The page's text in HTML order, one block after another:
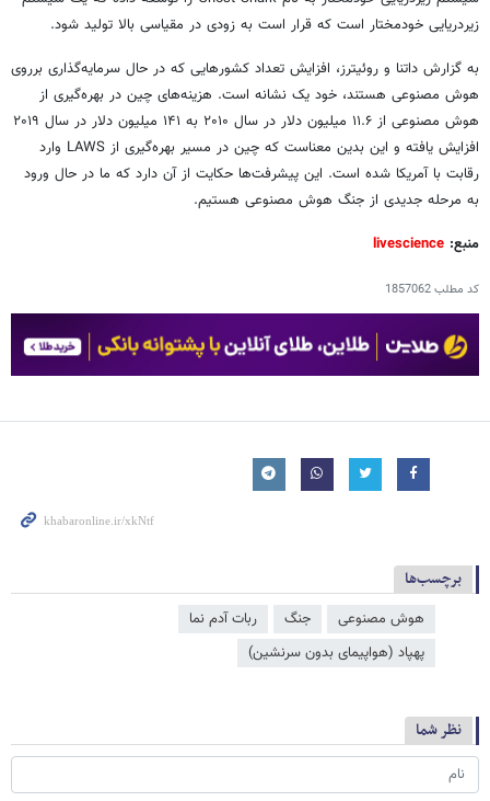
زیردریایی خودمختار است که قرار است به زودی در مقیاسی بالا تولید شود.
به گزارش داتنا و روئیترز، افزایش تعداد کشورهایی که در حال سرمایه‌گذاری برروی
هوش مصنوعی هستند، خود یک نشانه است. هزینه‌های چین در بهره‌گیری از
هوش مصنوعی از ۱۱.۶ میلیون دلار در سال ۲۰۱۰ به ۱۴۱ میلیون دلار در سال ۲۰۱۹
افزایش یافته و این بدین معناست که چین در مسیر بهره‌گیری از LAWS وارد
رقابت با آمریکا شده است. این پیشرفت‌ها حکایت از آن دارد که ما در حال ورود
به مرحله جدیدی از جنگ هوش مصنوعی هستیم.
منبع: livescience
کد مطلب1857062
برچسب‌ها
هوش مصنوعی جنگ
ربات آدم نما
پهپاد (هواپیمای بدون سرنشین)
نظر شما